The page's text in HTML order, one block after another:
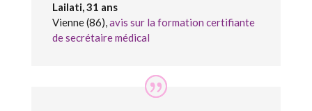
Lailati, 31 ans
Vienne (86),avis sur la formation certifiante
de secrétaire médical